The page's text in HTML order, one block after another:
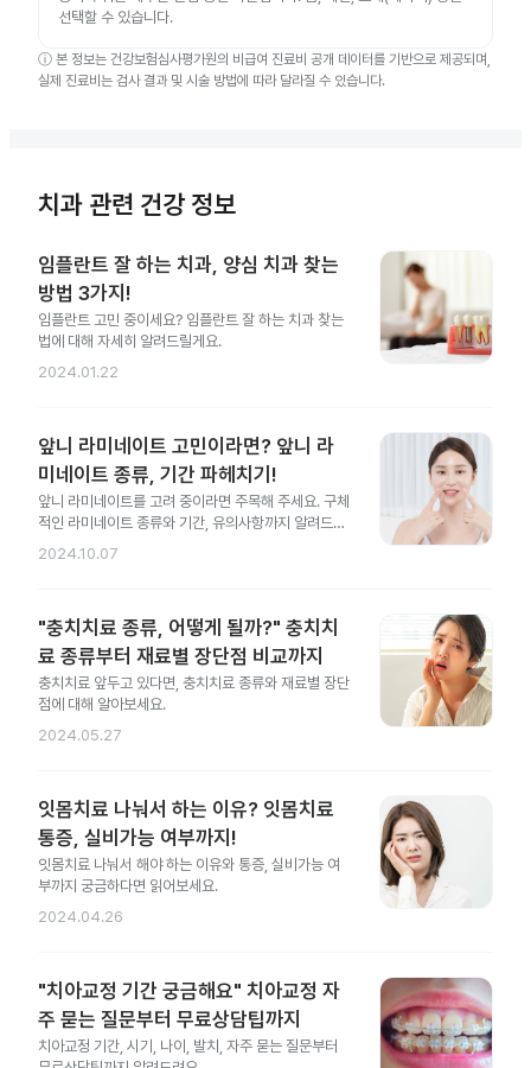
선택할 수 있습니다.
ⓘ 본 정보는 건강보험심사평가원의 비급여 진료비 공개 데이터를 기반으로 제공되며,
실제 진료비는 검사 결과 및 시술 방법에 따라 달라질 수 있습니다.
치과 관련 건강 정보
임플란트 잘 하는 치과, 양심 치과 찾는
방법 3가지!
임플란트 고민 중이세요? 임플란트 잘 하는 치과 찾는
법에 대해 자세히 알려드릴게요.
2024.01.22
앞니 라미네이트 고민이라면? 앞니 라
미네이트 종류, 기간 파헤치기!
앞니 라미네이트를 고려 중이라면 주목해 주세요. 구체
적인 라미네이트 종류와 기간, 유의사항까지 알려드릴
게요.
2024.10.07
"충치치료 종류, 어떻게 될까?" 충치치
료 종류부터 재료별 장단점 비교까지
충치치료 앞두고 있다면, 충치치료 종류와 재료별 장단
점에 대해 알아보세요.
2024.05.27
잇몸치료 나눠서 하는 이유? 잇몸치료
통증, 실비가능 여부까지!
잇몸치료 나눠서 해야 하는 이유와 통증, 실비가능 여
부까지 궁금하다면 읽어보세요.
2024.04.26
"치아교정 기간 궁금해요" 치아교정 자
주 묻는 질문부터 무료상담팁까지
치아교정 기간, 시기, 나이, 발치, 자주 묻는 질문부터